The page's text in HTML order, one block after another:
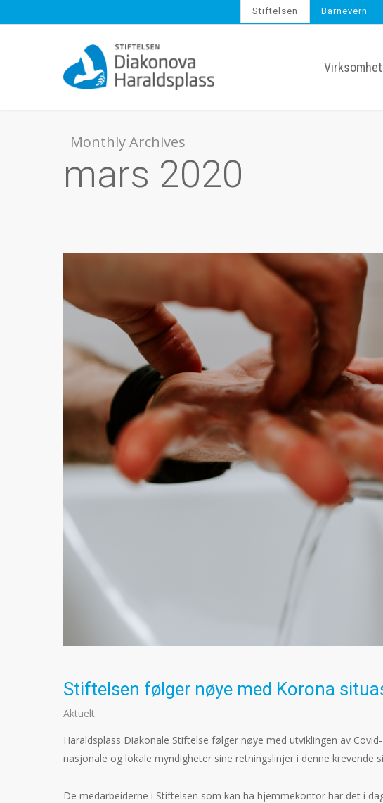
to
Stiftelsen Barnevern
Monthly Archives
mars 2020
Stiftelsen følger nøye med Korona
Aktuelt
Haraldsplass Diakonale Stiftelse følger nøye med utviklingen av
nasjonale og lokale myndigheter sine retningslinjer i denne
De medarbeiderne i Stiftelsen som kan ha hjemmekontor har det i